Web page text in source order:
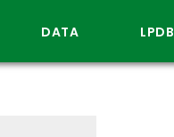
DATA LPDB